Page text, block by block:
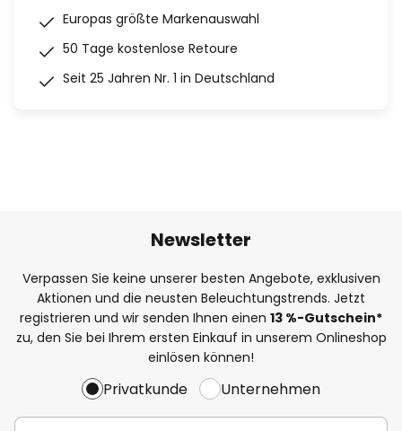
Europas größte Markenauswahl
50 Tage kostenlose Retoure
Seit 25 Jahren Nr. 1 in Deutschland
Newsletter
Verpassen Sie keine unserer besten Angebote, exklusiven
Aktionen und die neusten Beleuchtungstrends. Jetzt
registrieren und wir senden Ihnen einen 13 %-Gutschein*
zu, den Sie bei Ihrem ersten Einkauf in unserem Onlineshop
einlösen können!
Privatkunde Unternehmen